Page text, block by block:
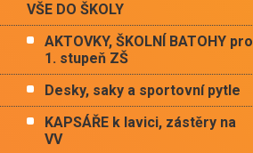
VŠE DO ŠKOLY
AKTOVKY, ŠKOLNÍ BATOHY pro
1. stupeň ZŠ
Desky, saky a sportovní pytle
KAPSÁŘE k lavici, zástěry na
VV